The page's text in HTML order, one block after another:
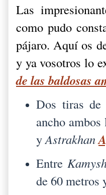
Las
como pudo
pájaro. Aquí os
y ya vosotros lo
de las baldosas
Dos tiras
ancho
yAstrakhan
Entre
de 60 metros